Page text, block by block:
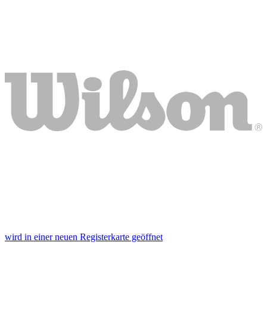
wird in einer neuen Registerkarte geöffnet